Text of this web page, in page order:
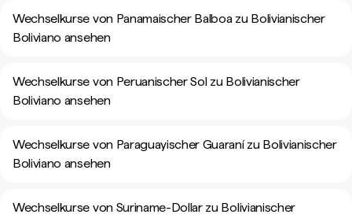
Wechselkurse von Panamaischer Balboa zu Bolivianischer
Boliviano ansehen
Wechselkurse von Peruanischer Sol zu Bolivianischer
Boliviano ansehen
Wechselkurse von Paraguayischer Guaraní zu Bolivianischer
Boliviano ansehen
Wechselkurse von Suriname-Dollar zu Bolivianischer